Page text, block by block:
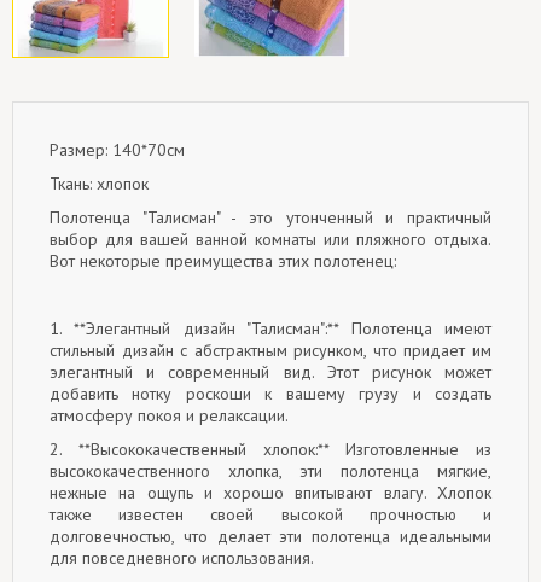
Размер: 140*70см
Ткань: хлопок
Полотенца "Талисман" - это утонченный и практичный
выбор для вашей ванной комнаты или пляжного отдыха.
Вот некоторые преимущества этих полотенец:
1. **Элегантный дизайн "Талисман":** Полотенца имеют
стильный дизайн с абстрактным рисунком, что придает им
элегантный и современный вид. Этот рисунок может
добавить нотку роскоши к вашему грузу и создать
атмосферу покоя и релаксации.
2. **Высококачественный хлопок:** Изготовленные из
высококачественного хлопка, эти полотенца мягкие,
нежные на ощупь и хорошо впитывают влагу. Хлопок
также известен своей высокой прочностью и
долговечностью, что делает эти полотенца идеальными
для повседневного использования.